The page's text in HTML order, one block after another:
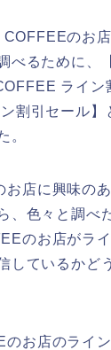
のお
べるために、
ライン
割引セール】
。
店に興味の
、色々と調べ
のお店がラ
しているかど
お店のライ